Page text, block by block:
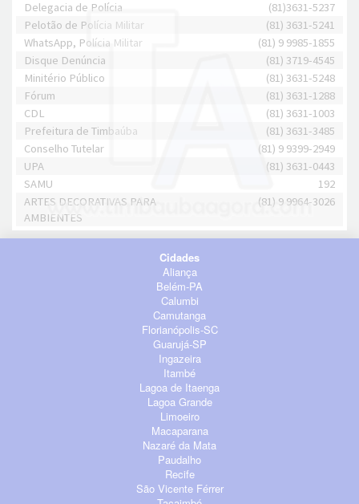
Delegacia de Polícia
(81)3631-5237
Pelotão de Polícia Militar
(81) 3631-5241
WhatsApp, Polícia Militar
(81) 9 9985-1855
Disque Denúncia
(81) 3719-4545
Minitério Público
(81) 3631-5248
Fórum
(81) 3631-1288
CDL
(81) 3631-1003
Prefeitura de Timbaúba
(81) 3631-3485
Conselho Tutelar
(81) 9 9399-2949
UPA
(81) 3631-0443
SAMU
192
ARTES DECORATIVAS PARA
AMBIENTES
(81) 9 9964-3026
Cidades
Aliança
Belém-PA
Calumbi
Camutanga
Florianópolis-SC
Guarujá-SP
Ingazeira
Itambé
Lagoa de Itaenga
Lagoa Grande
Limoeiro
Macaparana
Nazaré da Mata
Paudalho
Recife
São Vicente Férrer